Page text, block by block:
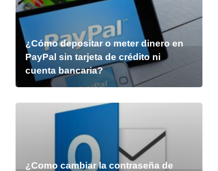
¿Cómo depositar o meter dinero en
PayPal sin tarjeta de crédito ni
cuenta bancaria?
¿Como cambiar la contraseña de